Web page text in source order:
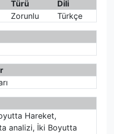
Türü
Dili
Zorunlu Türkçe
Hareket,
analizi, İki Boyutta